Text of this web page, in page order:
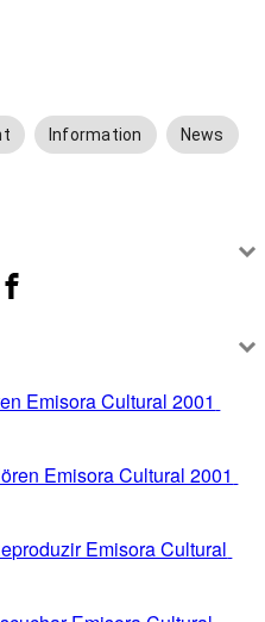
Information News
Emisora Cultural 2001
Emisora Cultural 2001
Emisora Cultural